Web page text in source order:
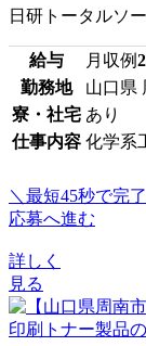
日研トータルソ
給与 月収例
勤務地
山口県
寮・社宅 あり
仕事内容 化学系
＼最短45秒で完
応募へ進む
詳しく
見る